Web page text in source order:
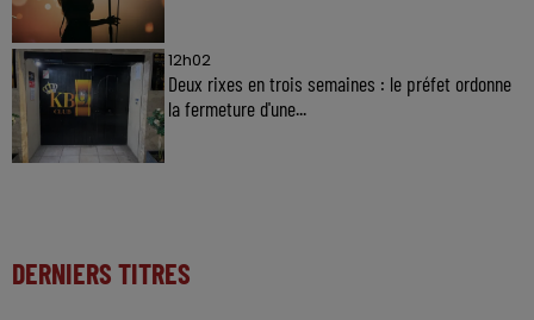
12h02
Deux rixes en trois semaines : le préfet ordonne
la fermeture d'une...
DERNIERS TITRES